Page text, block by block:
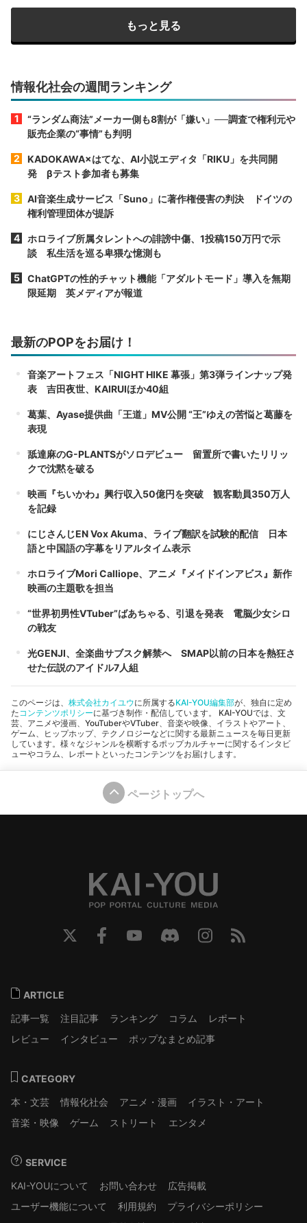
もっと見る
情報化社会の週間ランキング
“ランダム商法”メーカー側も8割が「嫌い」──調査で権利元や
販売企業の“事情”も判明
KADOKAWA×はてな、AI小説エディタ「RIKU」を共同開
発 βテスト参加者も募集
AI音楽生成サービス「Suno」に著作権侵害の判決 ドイツの
権利管理団体が提訴
ホロライブ所属タレントへの誹謗中傷、1投稿150万円で示
談 私生活を巡る卑猥な憶測も
ChatGPTの性的チャット機能「アダルトモード」導入を無期
限延期 英メディアが報道
最新のPOPをお届け！
音楽アートフェス「NIGHT HIKE 幕張」第3弾ラインナップ発
表 吉田夜世、KAIRUIほか40組
葛葉、Ayase提供曲「王道」MV公開 “王”ゆえの苦悩と葛藤を
表現
舐達麻のG-PLANTSがソロデビュー 留置所で書いたリリッ
クで沈黙を破る
映画『ちいかわ』興行収入50億円を突破 観客動員350万人
を記録
にじさんじEN Vox Akuma、ライブ翻訳を試験的配信 日本
語と中国語の字幕をリアルタイム表示
ホロライブMori Calliope、アニメ『メイドインアビス』新作
映画の主題歌を担当
“世界初男性VTuber”ばあちゃる、引退を発表 電脳少女シロ
の戦友
光GENJI、全楽曲サブスク解禁へ SMAP以前の日本を熱狂さ
せた伝説のアイドル7人組
このページは、 株式会社カイユウに所属するKAI-YOU編集部が、独自に定め
た コンテンツポリシーに基づき制作・配信しています。 KAI-YOUでは、文
芸、アニメや漫画、YouTuberやVTuber、音楽や映像、イラストやアート、
ゲーム、ヒップホップ、テクノロジーなどに関する最新ニュースを毎日更新
しています。様々なジャンルを横断するポップカルチャーに関するインタビ
ューやコラム、レポートといったコンテンツをお届けします。
ページトップへ
ARTICLE
記事一覧
注目記事 ランキング コラム
レポート
レビュー
インタビュー ポップなまとめ記事
CATEGORY
本・文芸
情報化社会 アニメ・漫画
イラスト・アート
音楽・映像
ゲーム ストリート エンタメ
SERVICE
KAI-YOUについて
お問い合わせ
広告掲載
ユーザー機能について
利用規約
プライバシーポリシー